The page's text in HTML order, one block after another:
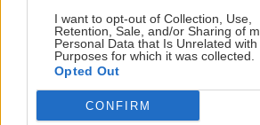
I want to opt-out of Collection, Use,
Retention, Sale, and/or Sharing of
Personal Data that Is Unrelated
Purposes for which it was collected.
Opted Out
CONFIRM
ΚΡΗΤΗ
Ηράκλειο: Συγκίνηση στην
Μύρωνος - Χειροτονία νέου
Όλες οι ειδήσεις